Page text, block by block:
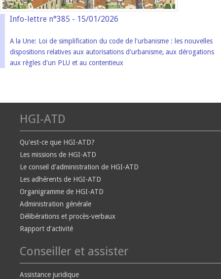
Info-lettre n°385 - 15/01/2026
A la Une: Loi de simplification du code de l'urbanisme : les nouvelles
dispositions relatives aux autorisations d'urbanisme, aux dérogations
aux règles d'un PLU et au contentieux
HGI-ATD
Qu'est-ce que HGI-ATD?
Les missions de HGI-ATD
Le conseil d'administration de HGI-ATD
Les adhérents de HGI-ATD
Organigramme de HGI-ATD
Administration générale
Délibérations et procès-verbaux
Rapport d'activité
Conseiller et assister
Assistance juridique